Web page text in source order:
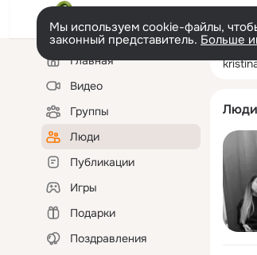
Мы используем cookie-файлы,
законный представитель. Больше
Левая
колонкаГлавная
Видео
Группы
Люди
Публикации
Игры
Подарки
Поздравления
Люди